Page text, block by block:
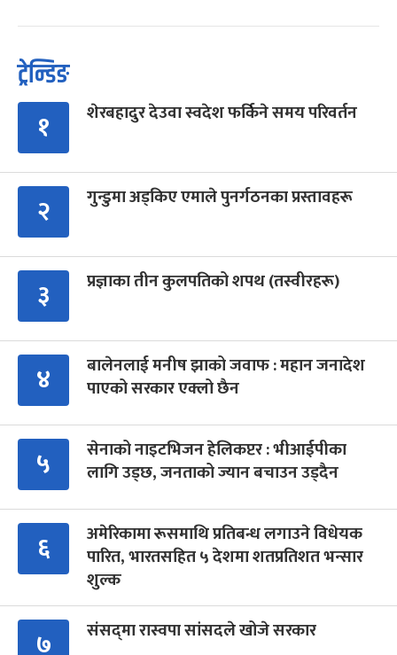
ट्रेन्डिङ
१ शेरबहादुर देउवा स्वदेश फर्किने समय परिवर्तन
२ गुन्डुमा अड्किए एमाले पुनर्गठनका प्रस्तावहरू
३ प्रज्ञाका तीन कुलपतिको शपथ (तस्वीरहरू)
४
बालेनलाई मनीष झाको जवाफ : महान जनादेश
पाएको सरकार एक्लो छैन
५
सेनाको नाइटभिजन हेलिकप्टर : भीआईपीका
लागि उड्छ, जनताको ज्यान बचाउन उड्दैन
६
अमेरिकामा रूसमाथि प्रतिबन्ध लगाउने विधेयक
पारित, भारतसहित ५ देशमा शतप्रतिशत भन्सार
शुल्क
७ संसद्‍मा रास्वपा सांसदले खोजे सरकार